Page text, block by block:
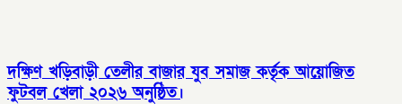
দক্ষিণ খড়িবাড়ী তেলীর বাজার যুব সমাজ কর্তৃক আয়োজিত
ফুটবল খেলা ২০২৬ অনুষ্ঠিত।